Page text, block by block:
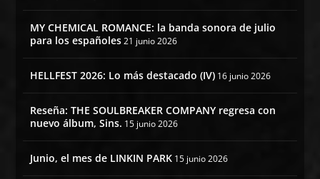
MY CHEMICAL ROMANCE: la banda sonora de julio
para los españoles 21 junio 2026
HELLFEST 2026: Lo más destacado (IV) 16 junio 2026
Reseña: THE SOULBREAKER COMPANY regresa con
nuevo álbum, Sins. 15 junio 2026
Junio, el mes de LINKIN PARK 15 junio 2026